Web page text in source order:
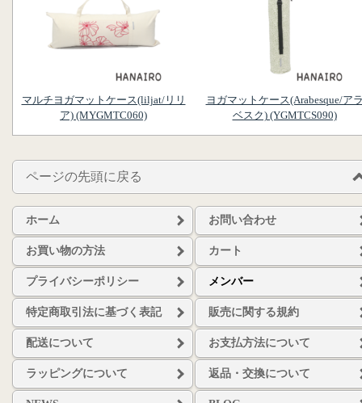
マルチヨガマットケース(liljat/リリ
ア) (MYGMTC060)
ヨガマットケース(Arabesque/ア
ベスク) (YGMTCS090)
ページの先頭に戻る
ホーム お問い合わせ
お買い物の方法 カート
プライバシーポリシー メンバー
特定商取引法に基づく表記 販売に関する規約
配送について お支払方法について
ラッピングについて 返品・交換について